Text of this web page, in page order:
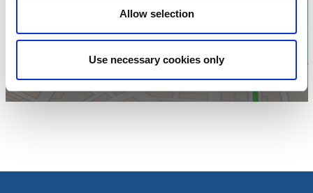
Allow selection
Use necessary cookies only
karta